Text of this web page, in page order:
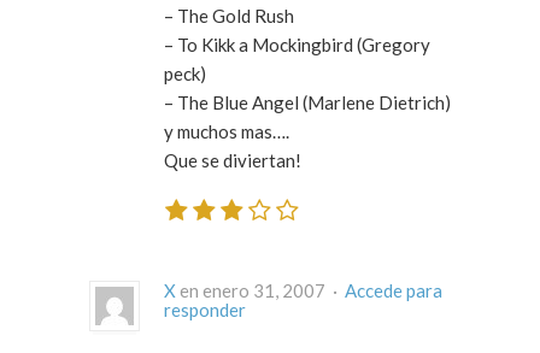
– The Gold Rush
– To Kikk a Mockingbird (Gregory
peck)
– The Blue Angel (Marlene Dietrich)
y muchos mas….
Que se diviertan!
X en enero 31, 2007 · Accede para
responder